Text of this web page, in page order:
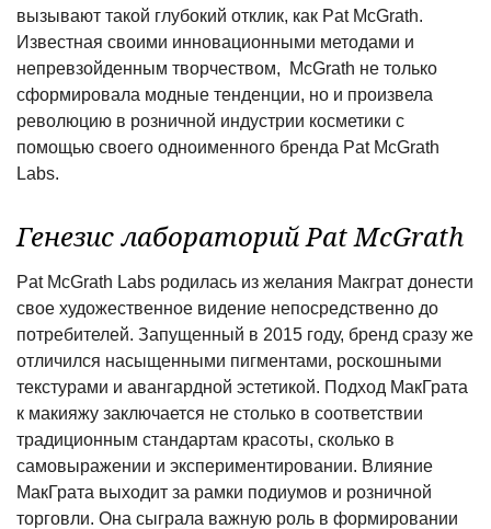
вызывают такой глубокий отклик, как Pat McGrath.
Известная своими инновационными методами и
непревзойденным творчеством, McGrath не только
сформировала модные тенденции, но и произвела
революцию в розничной индустрии косметики с
помощью своего одноименного бренда Pat McGrath
Labs.
Генезис лабораторий Pat McGrath
Pat McGrath Labs родилась из желания Макграт донести
свое художественное видение непосредственно до
потребителей. Запущенный в 2015 году, бренд сразу же
отличился насыщенными пигментами, роскошными
текстурами и авангардной эстетикой. Подход МакГрата
к макияжу заключается не столько в соответствии
традиционным стандартам красоты, сколько в
самовыражении и экспериментировании. Влияние
МакГрата выходит за рамки подиумов и розничной
торговли. Она сыграла важную роль в формировании